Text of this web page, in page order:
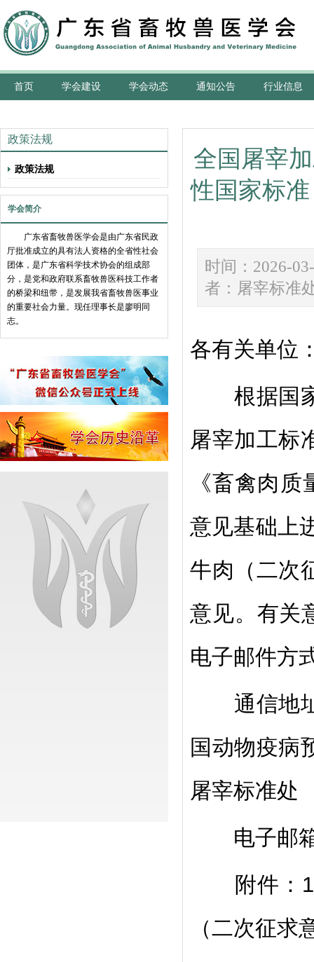
首页 学会建设 学会动态 通知公告 行业信息
政策法规
政策法规
学会简介
广东省畜牧兽医学会是由广东省民政
厅批准成立的具有法人资格的全省性社会
团体，是广东省科学技术协会的组成部
分，是党和政府联系畜牧兽医科技工作者
的桥梁和纽带，是发展我省畜牧兽医事业
的重要社会力量。现任理事长是廖明同
志。
全国屠宰
性国家标
时间：
者：屠宰标准
各有关单位
根据国家
屠宰加工标
《畜禽肉
意见基础上
牛肉（二次
意见。有关
电子邮件方
通信地址
国动物疫病
屠宰标准处
电子邮箱
附件：1.
（二次征求